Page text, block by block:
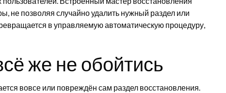
не позволяя случайно удалить нужный раздел или
в управляемую автоматическую процедуру,
же не обойтись
вовсе или повреждён сам раздел восстановления.